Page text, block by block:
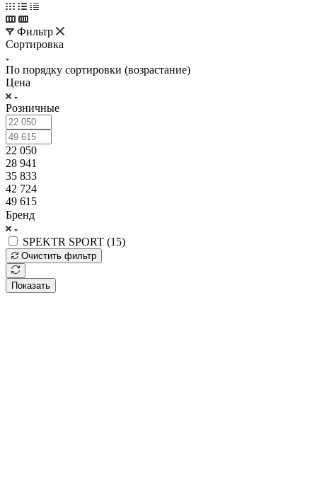
Фильтр
Сортировка
По порядку сортировки (возрастание)
Цена
Розничные
22 050
28 941
35 833
42 724
49 615
Бренд
SPEKTR SPORT (15)
Очистить фильтр
Показать